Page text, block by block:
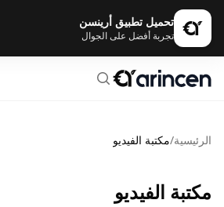
تحميل تطبيق أرينسن
تجربة أفضل على الجوال
الرئيسية/مكتبة الفيديو
مكتبة الفيديو